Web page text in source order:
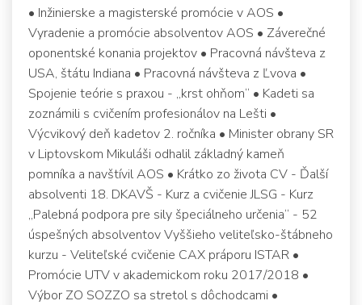
• Inžinierske a magisterské promócie v AOS •
Vyradenie a promócie absolventov AOS • Záverečné
oponentské konania projektov • Pracovná návšteva z
USA, štátu Indiana • Pracovná návšteva z Ľvova •
Spojenie teórie s praxou - „krst ohňom“ • Kadeti sa
zoznámili s cvičením profesionálov na Lešti •
Výcvikový deň kadetov 2. ročníka • Minister obrany SR
v Liptovskom Mikuláši odhalil základný kameň
pomníka a navštívil AOS • Krátko zo života CV - Ďalší
absolventi 18. DKAVŠ - Kurz a cvičenie JLSG - Kurz
„Palebná podpora pre sily špeciálneho určenia“ - 52
úspešných absolventov Vyššieho veliteľsko-štábneho
kurzu - Veliteľské cvičenie CAX práporu ISTAR •
Promócie UTV v akademickom roku 2017/2018 •
Výbor ZO SOZZO sa stretol s dôchodcami •